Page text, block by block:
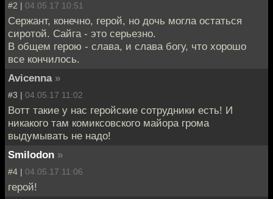
#2 | 04.05.17 10:51
Сержант, конечно, герой, но дочь могла остаться
сиротой. Сайга - это серьезно.
В общем герою - слава, и слава богу, что хорошо
все кончилось.
Avicenna »
#3 | 04.05.17 11:02
Вотт такие у нас геройские сотрудники есть! И
никакого там комиксовского майора грома
выдумывать не надо!
Smilodon »
#4 | 04.05.17 11:06
герой!